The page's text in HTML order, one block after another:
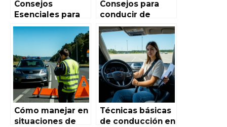
Consejos
Esenciales para
Conducir en
Zonas Rurales de
España – Guía
Completa
Consejos para
conducir de
manera ecológica
en España: Guía
completa para
reducir tu huella
de carbono
Cómo manejar en
situaciones de
Técnicas básicas
de conducción en